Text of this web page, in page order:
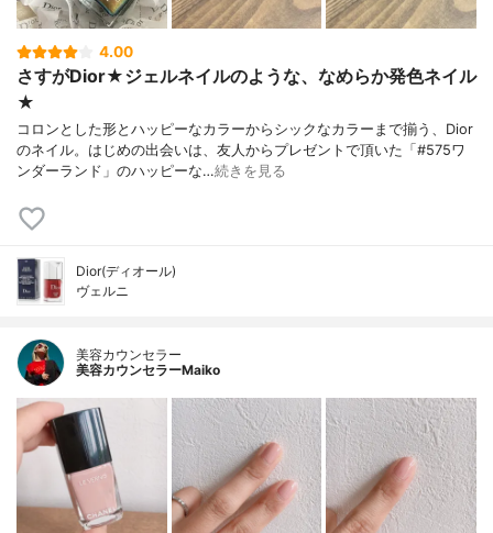
4.00
さすがDior★ジェルネイルのような、なめらか発色ネイル
★
コロンとした形とハッピーなカラーからシックなカラーまで揃う、Dior
のネイル。はじめの出会いは、友人からプレゼントで頂いた「#575ワ
ンダーランド」のハッピーな…続きを見る
Dior(ディオール)
ヴェルニ
美容カウンセラー
美容カウンセラーMaiko